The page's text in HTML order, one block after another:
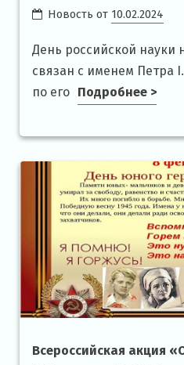
Новость от 10.02.2024
День российской науки
связан с именем Петра
по его Подробнее >
Всероссийская акция